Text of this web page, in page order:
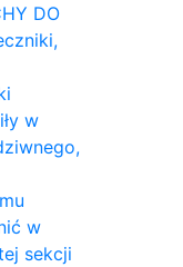
DO
w
w
sekcji